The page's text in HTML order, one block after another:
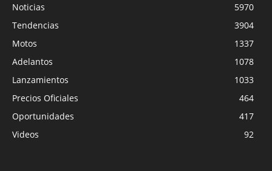
Noticias
5970
Tendencias
3904
Motos
1337
Adelantos
1078
Lanzamientos
1033
Precios Oficiales
464
Oportunidades
417
Videos
92